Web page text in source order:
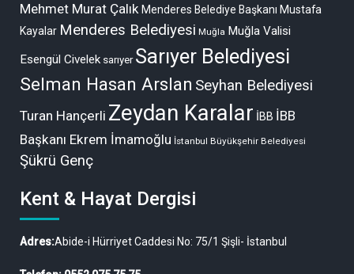
Mehmet Murat Çalık Menderes Belediye Başkanı Mustafa
Kayalar Menderes Belediyesi Muğla Muğla Valisi
Esengül Civelek sarıyer Sarıyer Belediyesi
Selman Hasan Arslan Seyhan Belediyesi
Turan Hançerli Zeydan Karalar İBB İBB
Başkanı Ekrem İmamoğlu İstanbul Büyükşehir Belediyesi
Şükrü Genç
Kent & Hayat Dergisi
Adres:Abide-i Hürriyet Caddesi No: 75/1 Şişli- İstanbul